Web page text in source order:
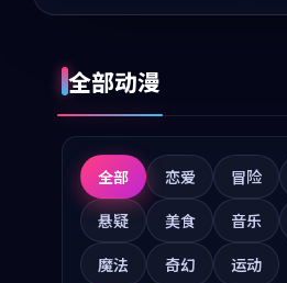
全部动漫
全部 恋爱 冒险
悬疑
美食 音乐
魔法
奇幻 运动